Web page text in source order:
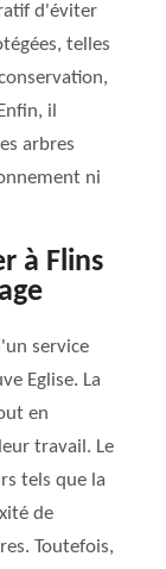
d'éviter
telles
il
arbres
ni
à Flins
service
Eglise. La
en
travail. Le
tels que la
de
Toutefois,